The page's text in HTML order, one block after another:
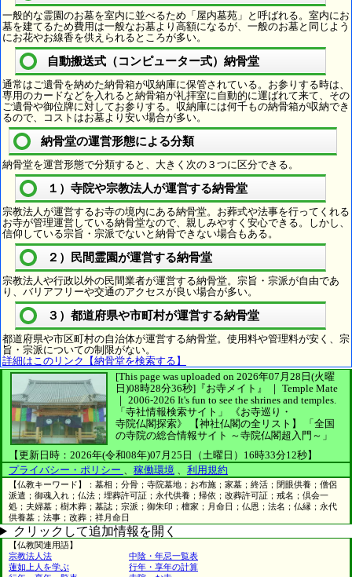
一般的な霊園のお墓を室内に並べるため「屋内墓苑」と呼ばれる。室内にお
墓を建てるため費用は一般なお墓より高額になるが、一般のお墓と同じよう
にお花やお線香を供えられるところが多い。
自動搬送式（コンピューター式）納骨堂
通常はご遺骨を納めた納骨箱が収納庫に保管されている。お参りする時は、
専用のカードなどを入れると納骨箱が礼拝室に自動的に運ばれて来て、その
ご遺骨や御位牌に対してお参りする。収納庫には何千もの納骨箱が収納でき
るので、コストはお墓より安い場合が多い。
納骨堂の運営形態による分類
納骨堂を運営形態で分類すると、大きく次の３つに区分できる。
１）寺院や宗教法人が運営する納骨堂
宗教法人が運営するお寺の境内にある納骨堂。お葬式や法事を行ってくれる
お寺が管理運営している納骨堂なので、親しみやすく安心できる。しかし、
信仰している宗旨・宗派でないと納骨できない場合もある。
２）民間霊園が運営する納骨堂
宗教法人や行政以外の民間業者が運営する納骨堂。宗旨・宗派が自由であ
り、バリアフリーや交通のアクセスが良い場合が多い。
３）都道府県や市町村が運営する納骨堂
都道府県や市区町村の自治体が運営する納骨堂。使用料や管理料が安く、宗
旨・宗派についての制限がない。
詳細はこのリンク【納骨堂を検索する】
[This page was uploaded on 2026年07月28日(火曜
日)08時28分36秒] 『お寺メイト』 ｜ Temple Mate
｜ 2006-2026 It's fun to see the shrines and temples.
「寺社情報検索サイト」
《お寺巡り・
寺院仏閣探索》
【神社仏閣の全リスト】
「全国
の寺院の総合情報サイト ～寺院仏閣超入門～」
【更新日時：2026年(令和08年)07月25日（土曜日）16時33分12秒】
プライバシー・ポリシー
稼働環境 利用規約
【仏教キーワード】：墓相；分骨；寺院墓地；お布施；家墓；終活；閉眼供養；僧侶
派遣；御魂入れ；仏法；埋葬許可証；永代供養；帰依；改葬許可証；戒名；倶会一
処；夫婦墓；樹木葬；墓誌；宗派；御朱印；檀家；月命日；仏恩；法名；仏縁；永代
供養墓；法事；改葬；祥月命日
クリックして追加情報を開く
【仏教関連用語】
宗教法人法
中陰・年忌一覧表
蓮如上人を学ぶ
行年・享年の計算